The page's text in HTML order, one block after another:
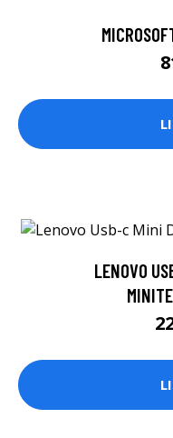
LENOVO